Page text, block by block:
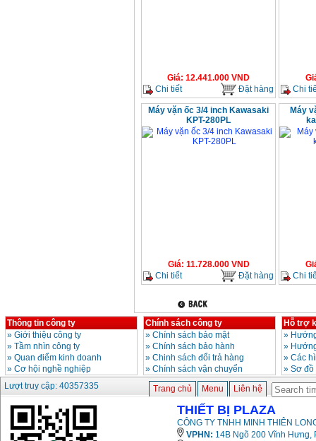
Giá: 12.441.000 VND
Chi tiết
Đặt hàng
Chi
Máy vặn ốc 3/4 inch Kawasaki
KPT-280PL
Giá: 11.728.000VND
Chi tiết
Đặt hàng
Máy
Chi
Thông tin công ty
» Giới thiệu công ty
» Tầm nhìn công ty
» Quan điểm kinh doanh
» Cơ hội nghề nghiệp
Chính sách công ty
» Chính sách bảo mật
» Chính sách bảo hành
» Chinh sách đổi trả hàng
» Chính sách vận chuyển
Hỗ trợ
»
»
» Các
» Sơ
Lượt truy cập: 40357335
Trang chủ Menu Liên hệ
THIẾT BỊ PLAZA
CÔNG TY TNHH MINH THIÊN
VPHN: 14B Ngõ 200 Vĩnh Hưng,